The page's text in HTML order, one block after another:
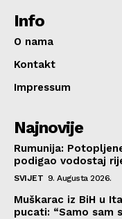
Info
O nama
Kontakt
Impressum
Najnovije
Rumunija:
podigao vodostaj
SVIJET 9. Augusta 2026.
Muškarac iz BiH u
pucati: “Samo sam